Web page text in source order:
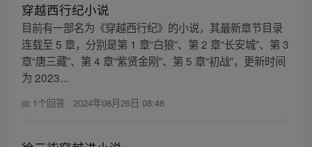
穿越西行纪小说
目前有一部名为《穿越西行纪》的小说，其最新章节目录
连载至 5 章，分别是第 1 章“白狼”、第 2 章“长安城”、第 3
章“唐三藏”、第 4 章“紫贤金刚”、第 5 章“初战”，更新时间
为 2023...
1个回答 · 2024年08月26日 08:46